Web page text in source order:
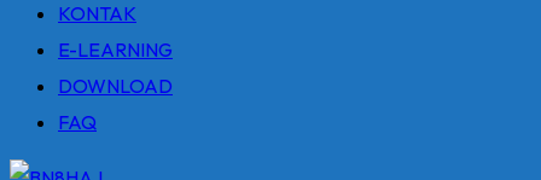
KONTAK
E-LEARNING
DOWNLOAD
FAQ